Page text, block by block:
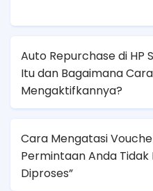
Auto Repurchase di HP
Itu dan Bagaimana Cara
Mengaktifkannya?
Cara Mengatasi
Permintaan Anda Tidak
Diproses”